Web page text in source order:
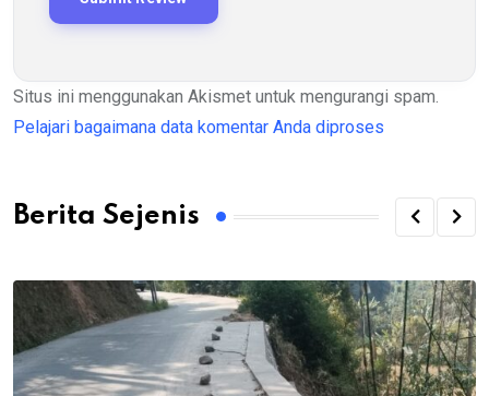
Situs ini menggunakan Akismet untuk mengurangi spam.
Pelajari bagaimana data komentar Anda diproses
Berita Sejenis